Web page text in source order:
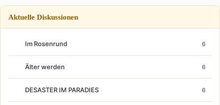
Aktuelle Diskussionen
Im Rosenrund 6
Älter werden 6
DESASTER IM PARADIES 6